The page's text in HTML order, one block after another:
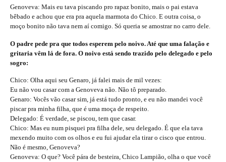
Genoveva: Mais eu tava piscando pro rapaz bonito, mais o pai estava
bêbado e achou que era pra aquela marmota do Chico. E outra coisa, o
moço bonito não tava nem aí comigo. Só queria se amostrar no carro dele.
O padre pede pra que todos esperem pelo noivo. Até que uma falação e
gritaria vêm lá de fora. O noivo está sendo trazido pelo delegado e pelo
sogro:
Chico: Olha aqui seu Genaro, já falei mais de mil vezes:
Eu não vou casar com a Genoveva não. Não tô preparado.
Genaro: Vocês vão casar sim, já está tudo pronto, e eu não mandei você
piscar pra minha filha, que é uma moça de respeito.
Delegado: É verdade, se piscou, tem que casar.
Chico: Mas eu num pisquei pra filha dele, seu delegado. É que ela tava
mexendo muito com os olhos e eu fui ajudar ela tirar o cisco que entrou.
Não é mesmo, Genoveva?
Genoveva: O que? Você pára de besteira, Chico Lampião, olha o que você